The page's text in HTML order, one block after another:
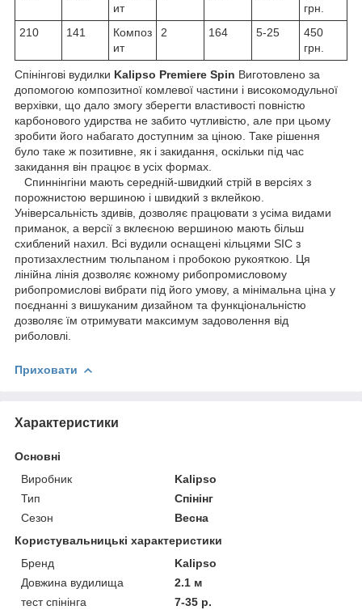
ит
грн.
210
141
Композ
ит
2 164 5-25
450
грн.
Спінінгові вудилки Kalipso Premiere Spin Виготовлено за
допомогою композитної комлевої частини і високомодульної
верхівки, що дало змогу зберегти властивості повністю
карбонового удирства не забито чутливістю, але при цьому
зробити його набагато доступним за ціною. Таке рішення
було таке ж позитивне, як і закидання, оскільки під час
закидання він працює в усіх формах.
Спиннінгіни мають середній-швидкий стрій в версіях з
порожнистою вершиною і швидкий з вклейкою.
Універсальність здивів, дозволяє працювати з усіма видами
приманок, а версії з вклеєною вершиною мають більш
схиблений нахил. Всі вудили оснащені кільцями SIC з
протизахлестним тюльпаном і пробокою рукояткою. Ця
лінійна лінія дозволяє кожному рибопромисловому
рибопромислові вибрати під його умову, а мінімальна ціна у
поєднанні з вишуканим дизайном та функціональністю
дозволяє їм отримувати максимум задоволення від
риболовлі.
Приховати
Характеристики
Основні
Виробник
Kalipso
Тип
Спінінг
Сезон
Весна
Користувальницькі характеристики
Бренд
Kalipso
Довжина вудилища
2.1 м
тест спінінга
7-35 р.